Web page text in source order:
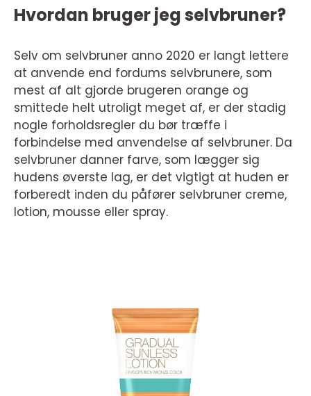
Hvordan bruger jeg selvbruner?
Selv om selvbruner anno 2020 er langt lettere
at anvende end fordums selvbrunere, som
mest af alt gjorde brugeren orange og
smittede helt utroligt meget af, er der stadig
nogle forholdsregler du bør træffe i
forbindelse med anvendelse af selvbruner. Da
selvbruner danner farve, som lægger sig
hudens øverste lag, er det vigtigt at huden er
forberedt inden du påfører selvbruner creme,
lotion, mousse eller spray.